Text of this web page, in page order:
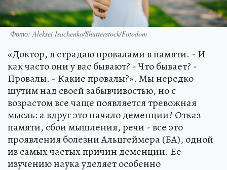
Фото: Aleksei Isachenko/Shutterstock/Fotodom
«Доктор, я страдаю провалами в памяти. - И
как часто они у вас бывают? - Что бывает? -
Провалы. - Какие провалы?». Мы нередко
шутим над своей забывчивостью, но с
возрастом все чаще появляется тревожная
мысль: а вдруг это начало деменции? Отказ
памяти, сбои мышления, речи - все это
проявления болезни Альцгеймера (БА), одной
из самых частых причин деменции. Ее
изучению наука уделяет особенно